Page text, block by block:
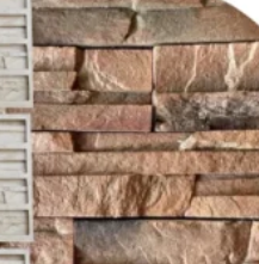
es:
$125.000.